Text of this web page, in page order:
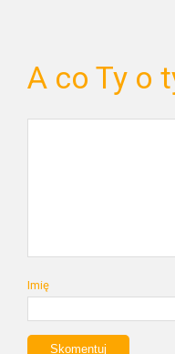
A co Ty o
Imię